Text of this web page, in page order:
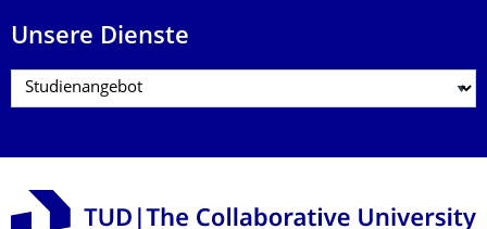
Unsere Dienste